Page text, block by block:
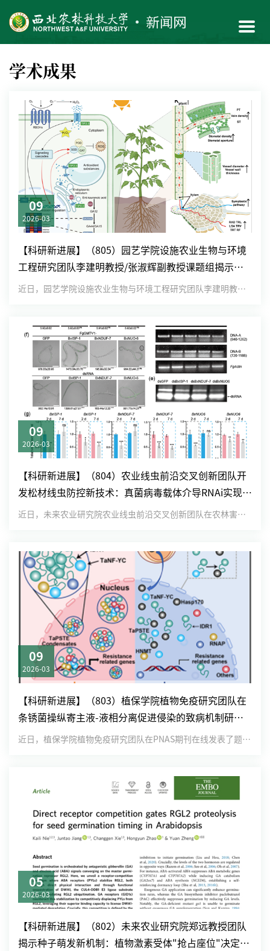
学术成果
09
2026-03
【科研新进展】（805）园艺学院设施农业生物与环境
工程研究团队李建明教授/张淑辉副教授课题组揭示
SlTIP2;3驱动ROS-GA信号轴触发植株可塑性形态响应近日，园艺学院设施农业生物与环境工程研究团队李建明教授/张淑辉副教授课题组在《The Plant Journal》...
09
2026-03
【科研新进展】（804）农业线虫前沿交叉创新团队开
发松材线虫防控新技术：真菌病毒载体介导RNAi实现高
效持久基因沉默
近日，未来农业研究院农业线虫前沿交叉创新团队在农林害虫生物防控技术领域取得重要突破，在《Plant Biotech...
09
2026-03
【科研新进展】（803）植保学院植物免疫研究团队在
条锈菌操纵寄主液-液相分离促进侵染的致病机制研究
中取得新进展
近日，植保学院植物免疫研究团队在PNAS期刊在线发表了题为“Stripe rust fungus subverts...
05
2026-03
【科研新进展】（802）未来农业研究院郑远教授团队
揭示种子萌发新机制：植物激素受体"抢占座位"决定生